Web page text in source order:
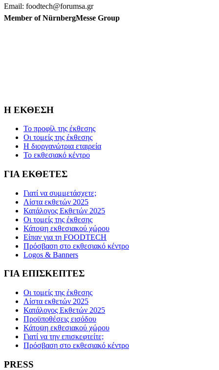
Email: foodtech@forumsa.gr
Member of NürnbergMesse Group
Η ΕΚΘΕΣΗ
Το προφίλ της έκθεσης
Οι τομείς της έκθεσης
Η διοργανώτρια εταιρεία
Το εκθεσιακό κέντρο
ΓΙΑ ΕΚΘΕΤΕΣ
Γιατί να συμμετάσχετε;
Λίστα εκθετών 2025
Κατάλογος Εκθετών 2025
Οι τομείς της έκθεσης
Κάτοψη εκθεσιακού χώρου
Είπαν για τη FOODTECH
Πρόσβαση στο εκθεσιακό κέντρο
Logos & Banners
ΓΙΑ ΕΠΙΣΚΕΠΤΕΣ
Οι τομείς της έκθεσης
Λίστα εκθετών 2025
Κατάλογος Εκθετών 2025
Προϋποθέσεις εισόδου
Κάτοψη εκθεσιακού χώρου
Γιατί να την επισκεφτείτε;
Πρόσβαση στο εκθεσιακό κέντρο
PRESS